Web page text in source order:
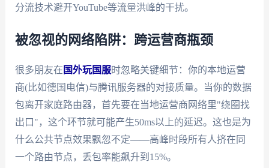
分流技术避开YouTube等流量洪峰的干扰。
被忽视的网络陷阱：跨运营商瓶颈
很多朋友在 国外玩国服时忽略关键细节：你的本地运营
商(比如德国电信)与腾讯服务器的对接质量。当你的数据
包离开家庭路由器，首先要在当地运营商网络里"绕圈找
出口"，这个环节就可能产生50ms以上的延迟。这也是为
什么公共节点效果飘忽不定——高峰时段所有人挤在同
一个路由节点，丢包率能飙升到15%。